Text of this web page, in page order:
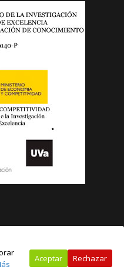
ReservedAceptar Rechazar